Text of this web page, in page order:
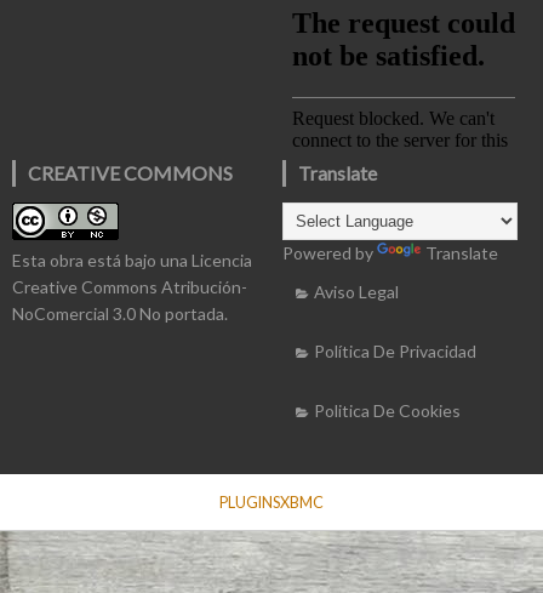
CREATIVE COMMONS
Esta obra está bajo una Licencia
Creative Commons Atribución-
NoComercial 3.0 No portada.
Translate
Powered by
Translate
Aviso Legal
Política De Privacidad
Politica De Cookies
PLUGINSXBMC